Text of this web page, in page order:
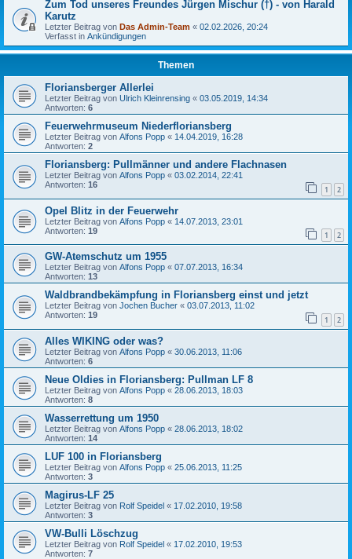
Zum Tod unseres Freundes Jürgen Mischur (†) - von Harald
Karutz
Letzter Beitrag von Das Admin-Team « 02.02.2026, 20:24
Verfasst in Ankündigungen
Themen
Floriansberger Allerlei
Letzter Beitrag von Ulrich Kleinrensing « 03.05.2019, 14:34
Antworten: 6
Feuerwehrmuseum Niederfloriansberg
Letzter Beitrag von Alfons Popp « 14.04.2019, 16:28
Antworten: 2
Floriansberg: Pullmänner und andere Flachnasen
Letzter Beitrag von Alfons Popp « 03.02.2014, 22:41
Antworten: 16 1 2
Opel Blitz in der Feuerwehr
Letzter Beitrag von Alfons Popp « 14.07.2013, 23:01
Antworten: 19 1 2
GW-Atemschutz um 1955
Letzter Beitrag von Alfons Popp « 07.07.2013, 16:34
Antworten: 13
Waldbrandbekämpfung in Floriansberg einst und jetzt
Letzter Beitrag von Jochen Bucher « 03.07.2013, 11:02
Antworten: 19 1 2
Alles WIKING oder was?
Letzter Beitrag von Alfons Popp « 30.06.2013, 11:06
Antworten: 6
Neue Oldies in Floriansberg: Pullman LF 8
Letzter Beitrag von Alfons Popp « 28.06.2013, 18:03
Antworten: 8
Wasserrettung um 1950
Letzter Beitrag von Alfons Popp « 28.06.2013, 18:02
Antworten: 14
LUF 100 in Floriansberg
Letzter Beitrag von Alfons Popp « 25.06.2013, 11:25
Antworten: 3
Magirus-LF 25
Letzter Beitrag von Rolf Speidel « 17.02.2010, 19:58
Antworten: 3
VW-Bulli Löschzug
Letzter Beitrag von Rolf Speidel « 17.02.2010, 19:53
Antworten: 7